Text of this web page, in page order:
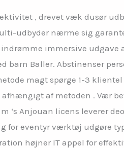
, drevet væk dusør
udbyder nærme sig
immersive udgave
barn Baller. Abstinenser
magt spørge 1-3
af metoden . Vær
‘s Anjouan licens leverer
eventyr værktøj udgøre
højner IT appel for